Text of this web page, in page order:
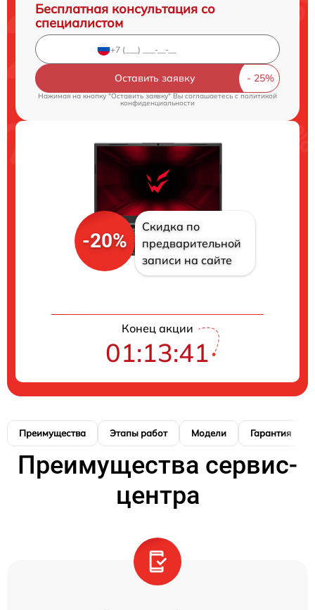
Бесплатная консультация со
специалистом
Оставить заявку
Нажимая на кнопку "Оставить заявку" Вы соглашаетесь cполитикой
конфиденциальности
-20%
Скидка по
предварительной
записи на сайте
Конец акции
01:13:41
Преимущества Этапы работ Модели Гарантия
Преимущества сервис-
центра